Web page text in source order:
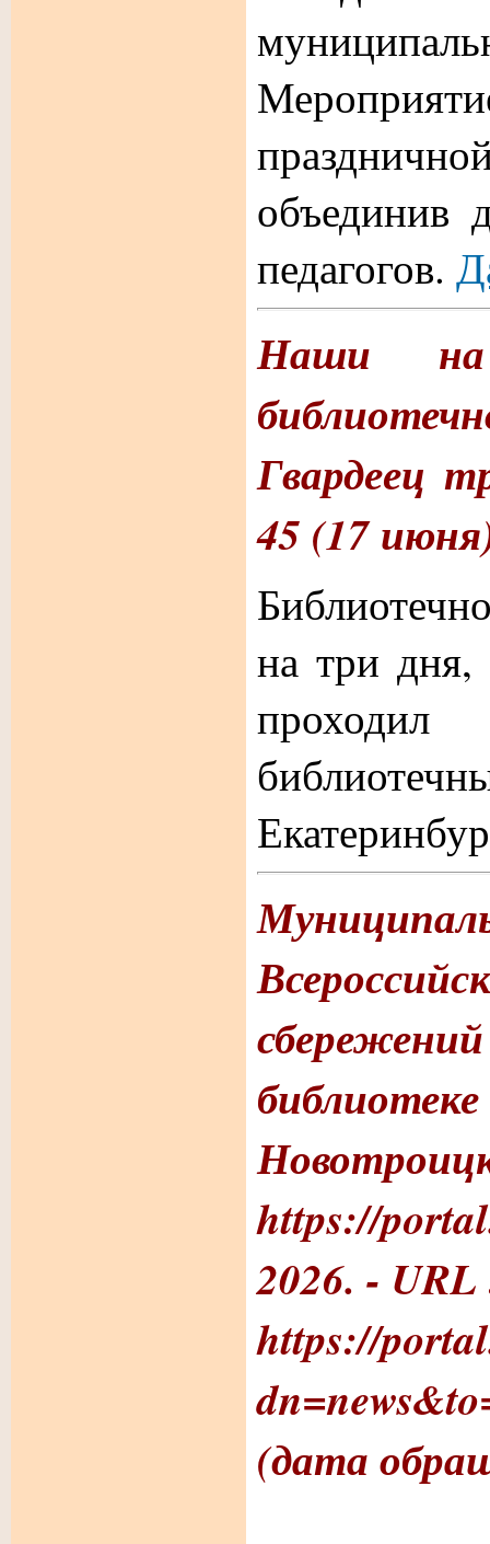
объединив
педагогов.
Наши на
Гвардеец
45 (17
на три дня,
проходил
библиотеке
https://
2026. -
https://
(дата